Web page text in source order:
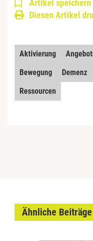
Artikel speichern
Diesen Artikel
Aktivierung
Bewegung
Demenz
Ressourcen
Ähnliche Beiträge